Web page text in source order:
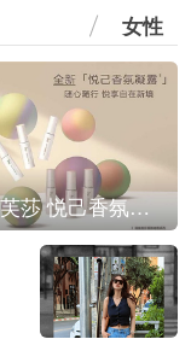
女性
IPSA茵芙莎 悦己香氛凝露上市